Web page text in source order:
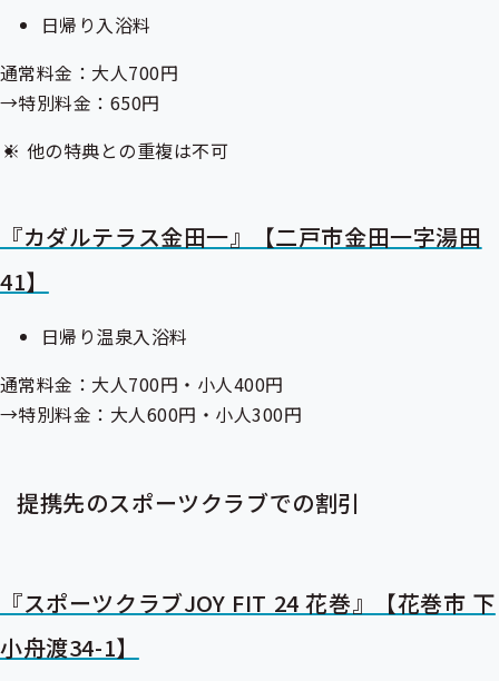
日帰り入浴料
通常料金：大人700円
→特別料金：650円
他の特典との重複は不可
『カダルテラス金田一』【二戸市金田一字湯田
41】
日帰り温泉入浴料
通常料金：大人700円・小人400円
→特別料金：大人600円・小人300円
提携先のスポーツクラブでの割引
『スポーツクラブJOY FIT 24 花巻』【花巻市 下
小舟渡34-1】